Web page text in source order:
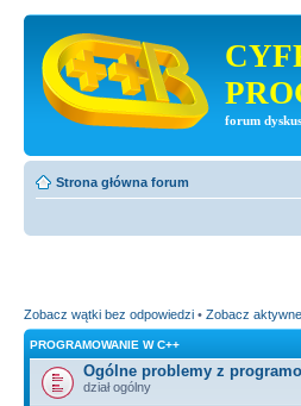
forum
Strona główna forum
Zobacz wątki bez odpowiedzi • Zobacz
PROGRAMOWANIE W C++
Ogólne problemy z
dział ogólny